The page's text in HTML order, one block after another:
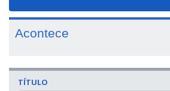
Acontece
TÍTULO